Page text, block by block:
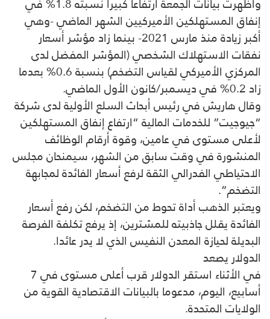
إنفاق المستهلكين الأميركيين الشهر الماضي -وهي
أكبر زيادة منذ مارس 2021- بينما زاد مؤشر أسعار
نفقات الاستهلاك الشخصي (المؤشر المفضل لدى
المركزي الأميركي لقياس التضخم) بنسبة 0.6% بعدما
زاد 0.2% في ديسمبر/كانون الأول الماضي.
وقال هاريش في رئيس أبحاث السلع الأولية لدى شركة
“جيوجيت” للخدمات المالية “ارتفاع إنفاق المستهلكين
لأعلى مستوى في عامين، وقوة أرقام الوظائف
المنشورة في وقت سابق من الشهر، سيمنحان مجلس
الاحتياطي الفدرالي الثقة لرفع أسعار الفائدة لمجابهة
التضخم”.
ويعتبر الذهب أداة تحوط من التضخم، لكن رفع أسعار
الفائدة يقلل جاذبيته للمشترين، إذ يرفع تكلفة الفرصة
البديلة لحيازة المعدن النفيس الذي لا يدر عائدا.
الدولار يصعد
في الأثناء استقر الدولار قرب أعلى مستوى في 7
أسابيع، اليوم، مدعوما بالبيانات الاقتصادية القوية من
الولايات المتحدة.